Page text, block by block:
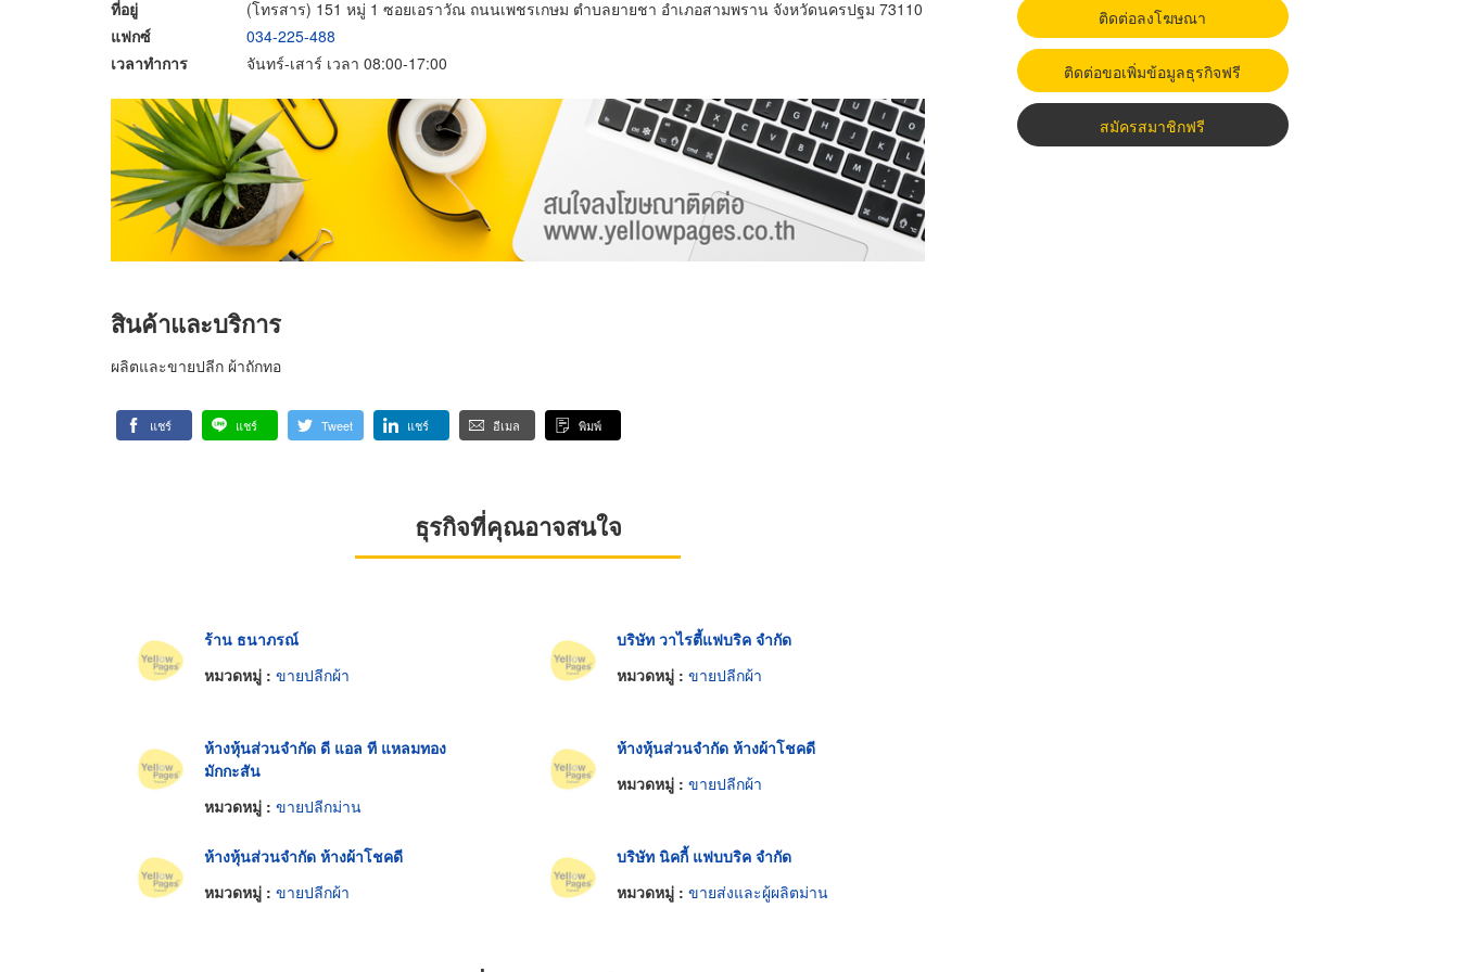
ที่อยู่
(โทรสาร) 151 หมู่ 1 ซอยเอราวัณ ถนนเพชรเกษม ตำบลยายชา อำเภอสามพราน จังหวัดนครปฐม 73110
แฟกซ์
034-225-488
เวลาทำการ
จันทร์-เสาร์ เวลา 08:00-17:00
สินค้าและบริการ
ผลิตและขายปลีก ผ้าถักทอ
แชร์ แชร์ Tweet แชร์ อีเมล พิมพ์
ธุรกิจที่คุณอาจสนใจ
ร้าน ธนาภรณ์
หมวดหมู่ : ขายปลีกผ้า
บริษัท วาไรตี้แฟบริค จำกัด
หมวดหมู่ : ขายปลีกผ้า
ห้างหุ้นส่วนจำกัด ดี แอล ที แหลมทอง
มักกะสัน
หมวดหมู่ : ขายปลีกม่าน
ห้างหุ้นส่วนจำกัด ห้างผ้าโชคดี
หมวดหมู่ : ขายปลีกผ้า
ห้างหุ้นส่วนจำกัด ห้างผ้าโชคดี
หมวดหมู่ : ขายปลีกผ้า
บริษัท นิคกี้ แฟบบริค จำกัด
หมวดหมู่ : ขายส่งและผู้ผลิตม่าน
ติดต่อลงโฆษณา
ติดต่อขอเพิ่มข้อมูลธุรกิจฟรี
สมัครสมาชิกฟรี